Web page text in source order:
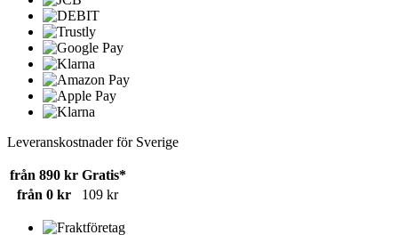
Leveranskostnader för Sverige
från 890 kr Gratis*
från 0 kr
109 kr